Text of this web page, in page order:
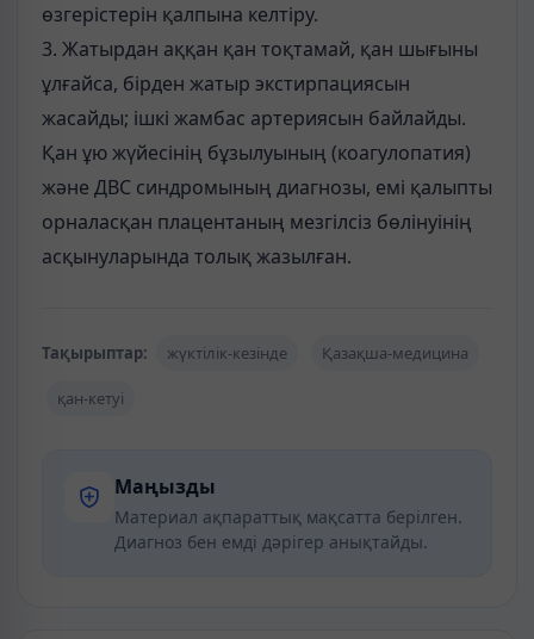
өзгерістерін қалпына келтіру.
3. Жатырдан аққан қан тоқтамай, қан шығыны
ұлғайса, бірден жатыр экстирпациясын
жасайды; ішкі жамбас артериясын байлайды.
Қан ұю жүйесінің бұзылуының (коагулопатия)
және ДВС синдромының диагнозы, емі қалыпты
орналасқан плацентаның мезгілсіз бөлінуінің
асқынуларында толық жазылған.
Тақырыптар: жүктілік-кезінде Қазақша-медицина
қан-кетуі
Маңызды
Материал ақпараттық мақсатта берілген.
Диагноз бен емді дәрігер анықтайды.